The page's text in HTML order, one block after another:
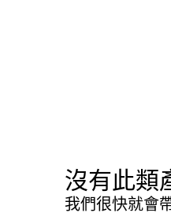
沒有此類
我們很快就會